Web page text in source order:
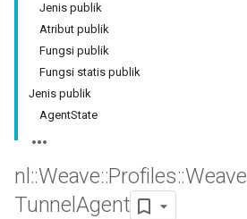
Jenis publik
Atribut publik
Fungsi publik
Fungsi statis publik
Jenis publik
AgentState
nl ::Weave::Profiles::Weave
Tunnel Agent